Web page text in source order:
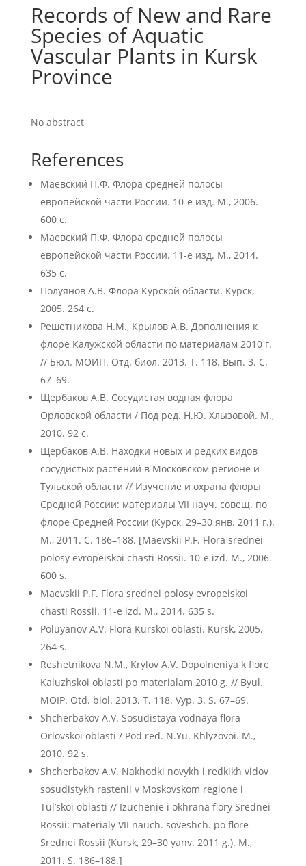
Records of New and Rare
Species of Aquatic
Vascular Plants in Kursk
Province
No abstract
References
Маевский П.Ф. Флора средней полосы
европейской части России. 10-е изд. М., 2006.
600 с.
Маевский П.Ф. Флора средней полосы
европейской части России. 11-е изд. М., 2014.
635 с.
Полуянов А.В. Флора Курской области. Курск,
2005. 264 с.
Решетникова Н.М., Крылов А.В. Дополнения к
флоре Калужской области по материалам 2010 г.
// Бюл. МОИП. Отд. биол. 2013. Т. 118. Вып. 3. С.
67–69.
Щербаков А.В. Сосудистая водная флора
Орловской области / Под ред. Н.Ю. Хлызовой. М.,
2010. 92 с.
Щербаков А.В. Находки новых и редких видов
сосудистых растений в Московском регионе и
Тульской области // Изучение и охрана флоры
Средней России: материалы VII науч. совещ. по
флоре Средней России (Курск, 29–30 янв. 2011 г.).
М., 2011. С. 186–188. [Maevskii P.F. Flora srednei
polosy evropeiskoi chasti Rossii. 10-e izd. M., 2006.
600 s.
Maevskii P.F. Flora srednei polosy evropeiskoi
chasti Rossii. 11-e izd. M., 2014. 635 s.
Poluyanov A.V. Flora Kurskoi oblasti. Kursk, 2005.
264 s.
Reshetnikova N.M., Krylov A.V. Dopolneniya k flore
Kaluzhskoi oblasti po materialam 2010 g. // Byul.
MOIP. Otd. biol. 2013. T. 118. Vyp. 3. S. 67–69.
Shcherbakov A.V. Sosudistaya vodnaya flora
Orlovskoi oblasti / Pod red. N.Yu. Khlyzovoi. M.,
2010. 92 s.
Shcherbakov A.V. Nakhodki novykh i redkikh vidov
sosudistykh rastenii v Moskovskom regione i
Tul’skoi oblasti // Izuchenie i okhrana flory Srednei
Rossii: materialy VII nauch. soveshch. po flore
Srednei Rossii (Kursk, 29–30 yanv. 2011 g.). M.,
2011. S. 186–188.]